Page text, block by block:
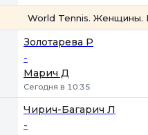
World Tennis. Женщины.
Золотарева Р
-
Марич Д
Сегодня в 10:35
Чирич-Багарич Л
-